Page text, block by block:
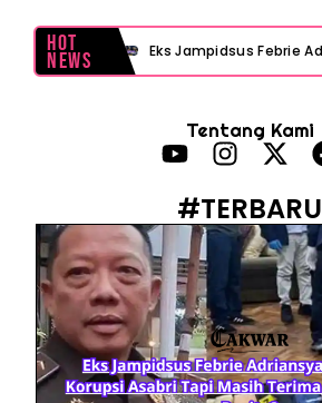
Hot
News
Tentang Kami
#TERBARU